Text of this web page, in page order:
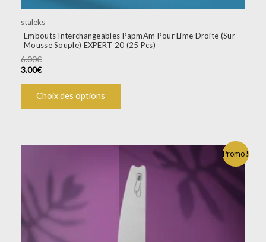
staleks
Embouts Interchangeables PapmAm Pour Lime Droite (Sur
Mousse Souple) EXPERT 20 (25 Pcs)
6.00€
3.00€
Choix des options
Promo !